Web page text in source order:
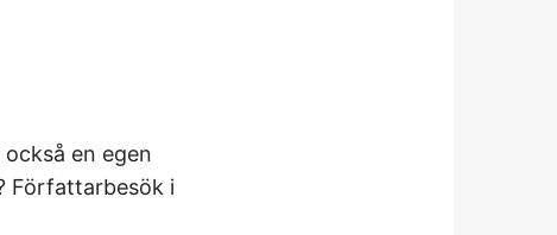
en egen
Författarbesök i